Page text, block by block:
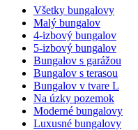
Všetky bungalovy
Malý bungalov
4-izbový bungalov
5-izbový bungalov
Bungalov s garážou
Bungalov s terasou
Bungalov v tvare L
Na úzky pozemok
Moderné bungalovy
Luxusné bungalovy